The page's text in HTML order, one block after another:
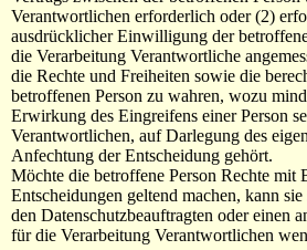
Verantwortlichen erforderlich oder (2)
ausdrücklicher Einwilligung der
die Verarbeitung Verantwortliche
die Rechte und Freiheiten sowie die
betroffenen Person zu wahren, wozu
Erwirkung des Eingreifens einer Person
Verantwortlichen, auf Darlegung des
Anfechtung der Entscheidung gehört.
Möchte die betroffene Person Rechte mit
Entscheidungen geltend machen, kann
den Datenschutzbeauftragten oder einen
für die Verarbeitung Verantwortlichen